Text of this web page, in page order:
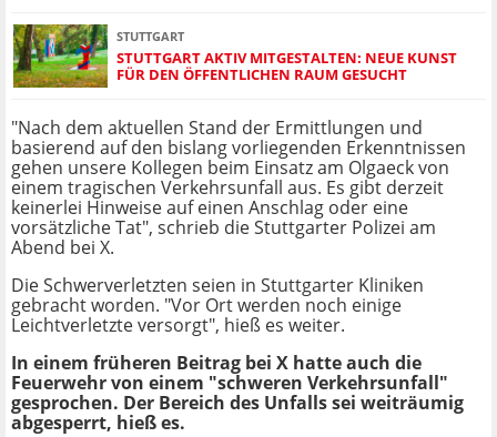
STUTTGART
STUTTGART AKTIV MITGESTALTEN: NEUE KUNST
FÜR DEN ÖFFENTLICHEN RAUM GESUCHT
"Nach dem aktuellen Stand der Ermittlungen und
basierend auf den bislang vorliegenden Erkenntnissen
gehen unsere Kollegen beim Einsatz am Olgaeck von
einem tragischen Verkehrsunfall aus. Es gibt derzeit
keinerlei Hinweise auf einen Anschlag oder eine
vorsätzliche Tat", schrieb die Stuttgarter Polizei am
Abend bei X.
Die Schwerverletzten seien in Stuttgarter Kliniken
gebracht worden. "Vor Ort werden noch einige
Leichtverletzte versorgt", hieß es weiter.
In einem früheren Beitrag bei X hatte auch die
Feuerwehr von einem "schweren Verkehrsunfall"
gesprochen. Der Bereich des Unfalls sei weiträumig
abgesperrt, hieß es.